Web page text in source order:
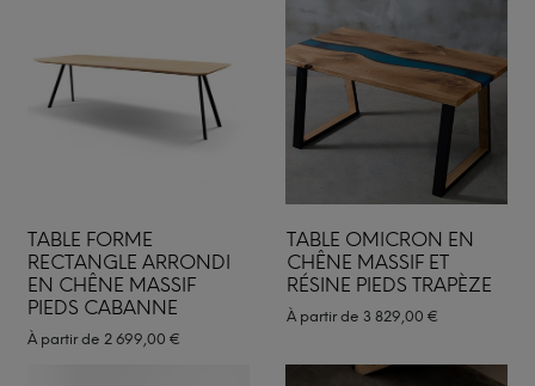
TABLE FORME
RECTANGLE ARRONDI
EN CHÊNE MASSIF
PIEDS CABANNE
À partir de 2 699,00 €
TABLE OMICRON EN
CHÊNE MASSIF ET
RÉSINE PIEDS TRAPÈZE
À partir de 3 829,00 €